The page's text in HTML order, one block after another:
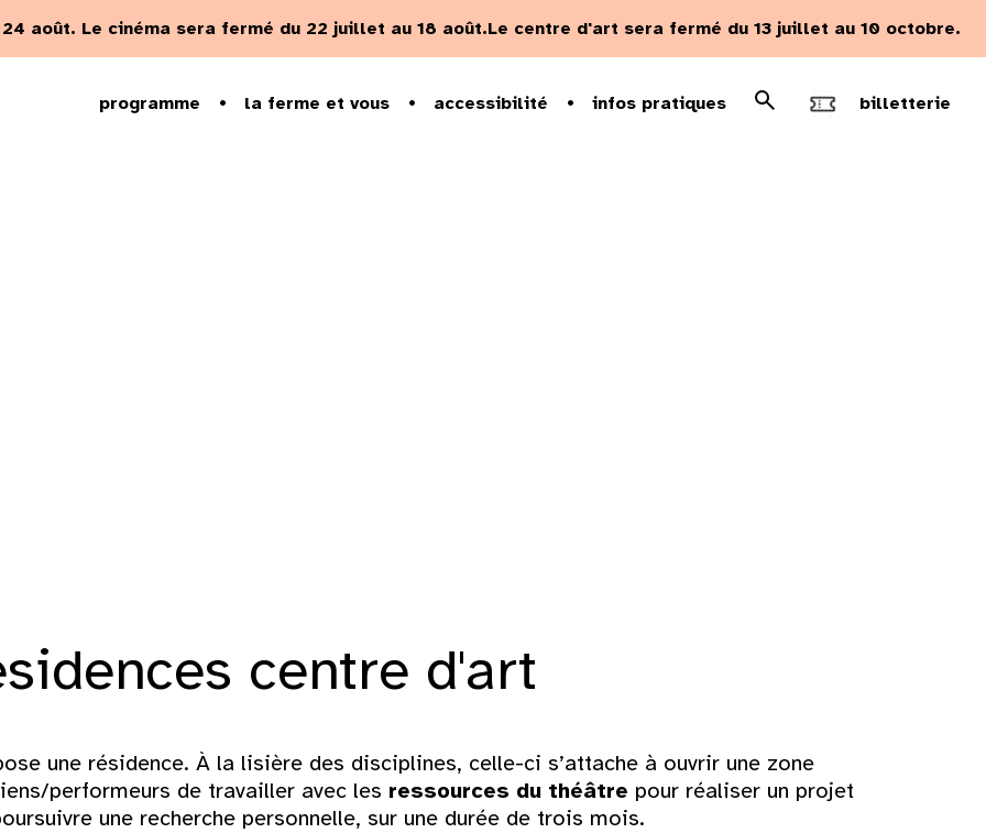
août. Le cinéma sera fermé du 22 juillet au 18 août.Le centre d'art sera fermé du 13 juillet au 10 octobre.
programme la ferme et vous accessibilité infos pratiques Recherche
Rechercher billetterie
centre d'art
une résidence. À la lisière des disciplines, celle-ci s’attache à ouvrir une zone
performeurs de travailler avec les ressources du théâtre pour réaliser un projet
une recherche personnelle, sur une durée de trois mois.